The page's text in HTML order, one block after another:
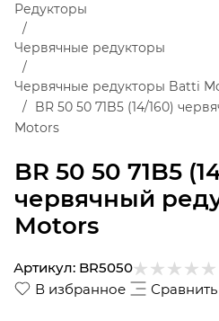
BR 50 50 71B5
червячный
Motors
Редукторы
Червячные редукторы
Червячные редукторы Batti
BR 50 50 71B5 (14/160)
Motors
В избранное Сравнить
Артикул: BR5050